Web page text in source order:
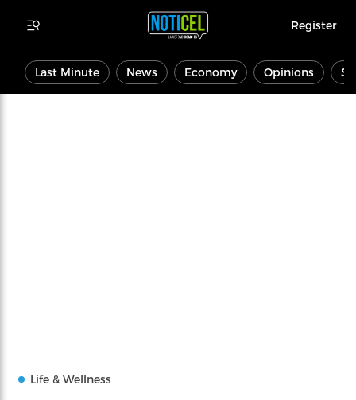
Register
Last Minute News Economy Opinions
Life & Wellness